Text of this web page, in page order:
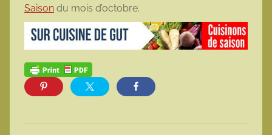
Saison du mois d’octobre.